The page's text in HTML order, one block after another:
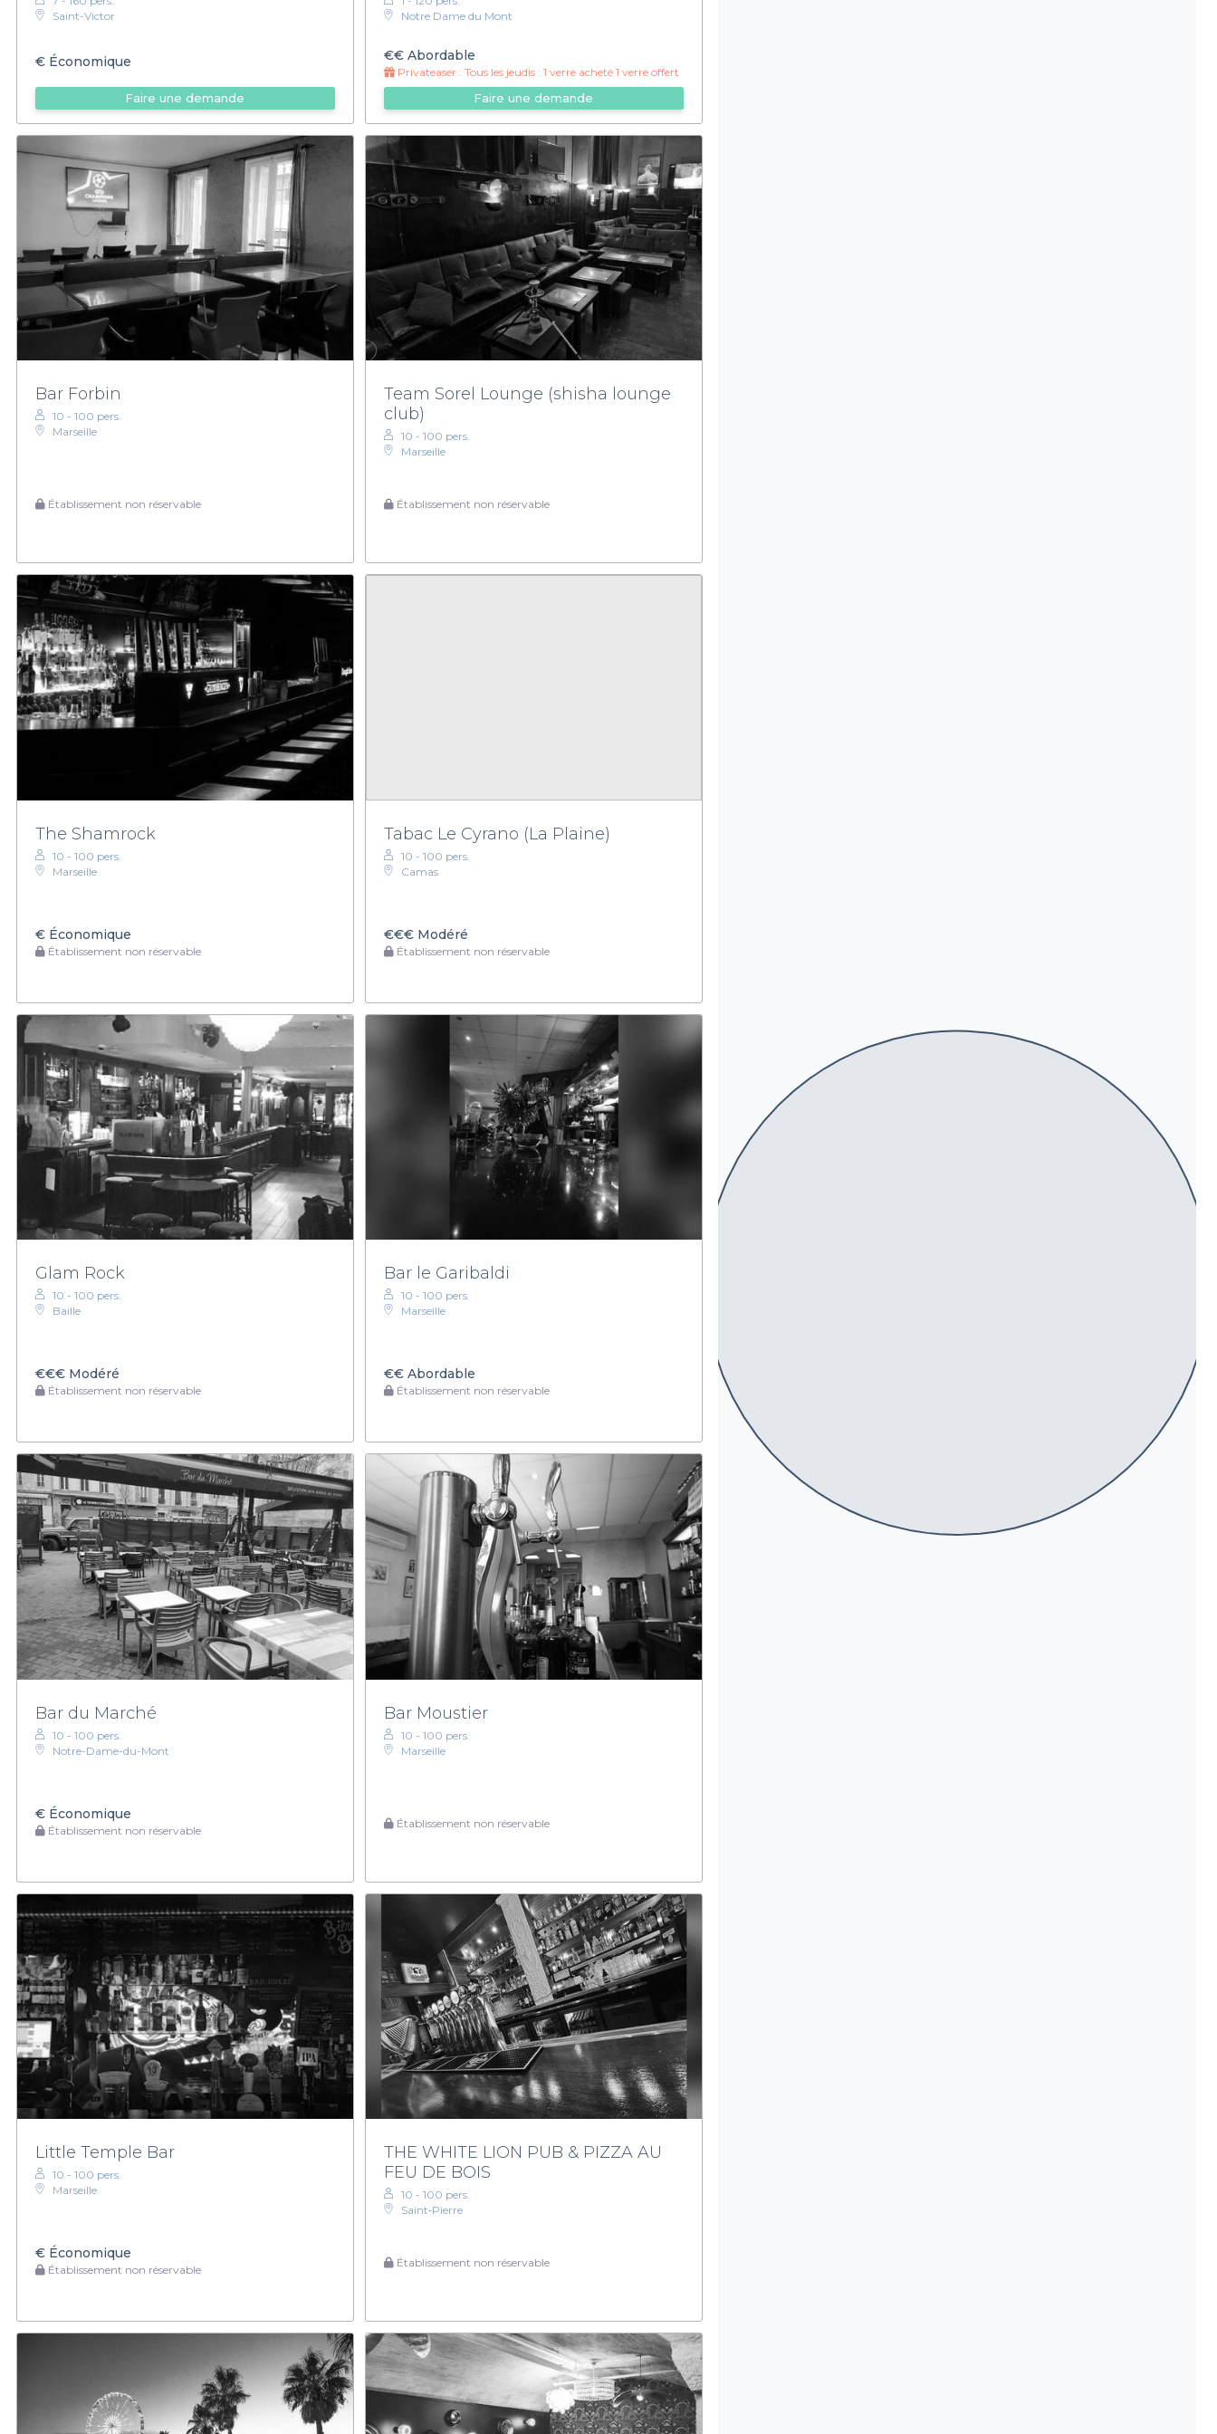
Saint-Victor
€ Économique
Faire une demande
Notre Dame du Mont
€€Abordable
Privateaser : Tous les jeudis : 1 verre acheté 1 verre offert
Faire une demande
Bar Forbin
10 - 100 pers.
Marseille
Établissement non réservable
Team Sorel Lounge (shisha lounge
club)
10 - 100 pers.
Marseille
Établissement non réservable
The Shamrock
10 - 100 pers.
Marseille
€ Économique
Établissement non réservable
Tabac Le Cyrano (La Plaine)
10 - 100 pers.
Camas
€€€Modéré
Établissement non réservable
Glam Rock
10 - 100 pers.
Baille
€€€ Modéré
Établissement non réservable
Bar le Garibaldi
10 - 100 pers.
Marseille
€€Abordable
Établissement non réservable
Bar du Marché
10 - 100 pers.
Notre-Dame-du-Mont
€ Économique
Établissement non réservable
Bar Moustier
10 - 100 pers.
Marseille
Établissement non réservable
Little Temple Bar
10 - 100 pers.
Marseille
€ Économique
Établissement non réservable
THE WHITE LION PUB & PIZZA AU
FEU DE BOIS
10 - 100 pers.
Saint‑Pierre
Établissement non réservable